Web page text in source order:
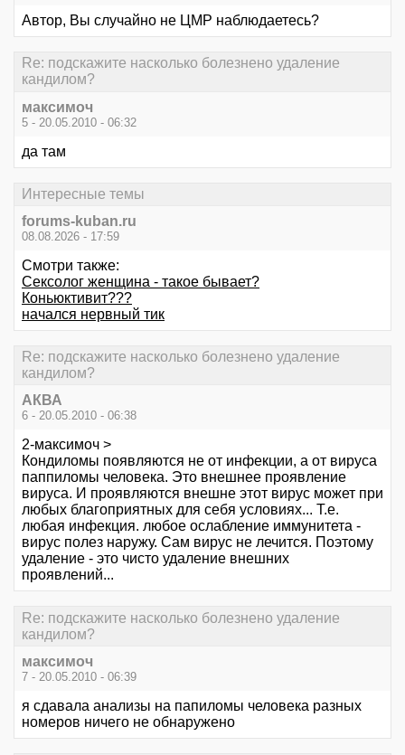
Автор, Вы случайно не ЦМР наблюдаетесь?
Re: подскажите насколько болезнено удаление
кандилом?
максимоч
5 - 20.05.2010 - 06:32
да там
Интересные темы
forums-kuban.ru
08.08.2026 - 17:59
Смотри также:
Сексолог женщина - такое бывает?
Коньюктивит???
начался нервный тик
Re: подскажите насколько болезнено удаление
кандилом?
АКВА
6 - 20.05.2010 - 06:38
2-максимоч >
Кондиломы появляются не от инфекции, а от вируса
паппиломы человека. Это внешнее проявление
вируса. И проявляются внешне этот вирус может при
любых благоприятных для себя условиях... Т.е.
любая инфекция. любое ослабление иммунитета -
вирус полез наружу. Сам вирус не лечится. Поэтому
удаление - это чисто удаление внешних
проявлений...
Re: подскажите насколько болезнено удаление
кандилом?
максимоч
7 - 20.05.2010 - 06:39
я сдавала анализы на папиломы человека разных
номеров ничего не обнаружено